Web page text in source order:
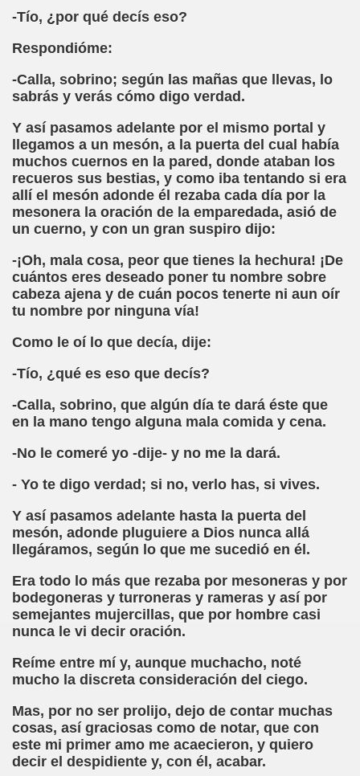
-Tío, ¿por qué decís eso?
Respondióme:
-Calla, sobrino; según las mañas que llevas, lo
sabrás y verás cómo digo verdad.
Y así pasamos adelante por el mismo portal y
llegamos a un mesón, a la puerta del cual había
muchos cuernos en la pared, donde ataban los
recueros sus bestias, y como iba tentando si era
allí el mesón adonde él rezaba cada día por la
mesonera la oración de la emparedada, asió de
un cuerno, y con un gran suspiro dijo:
-¡Oh, mala cosa, peor que tienes la hechura! ¡De
cuántos eres deseado poner tu nombre sobre
cabeza ajena y de cuán pocos tenerte ni aun oír
tu nombre por ninguna vía!
Como le oí lo que decía, dije:
-Tío, ¿qué es eso que decís?
-Calla, sobrino, que algún día te dará éste que
en la mano tengo alguna mala comida y cena.
-No le comeré yo -dije- y no me la dará.
- Yo te digo verdad; si no, verlo has, si vives.
Y así pasamos adelante hasta la puerta del
mesón, adonde pluguiere a Dios nunca allá
llegáramos, según lo que me sucedió en él.
Era todo lo más que rezaba por mesoneras y por
bodegoneras y turroneras y rameras y así por
semejantes mujercillas, que por hombre casi
nunca le vi decir oración.
Reíme entre mí y, aunque muchacho, noté
mucho la discreta consideración del ciego.
Mas, por no ser prolijo, dejo de contar muchas
cosas, así graciosas como de notar, que con
este mi primer amo me acaecieron, y quiero
decir el despidiente y, con él, acabar.
Gayoso)
Valdes)
Adolfo Bécquer)
(Anónimo)
Amicis)
Caminantes, Cuento LIII (Juan de Timoneda)
(Saúl Orea Mateo)
XXXIV (Infante Don Juan Manuel)
Bayé)